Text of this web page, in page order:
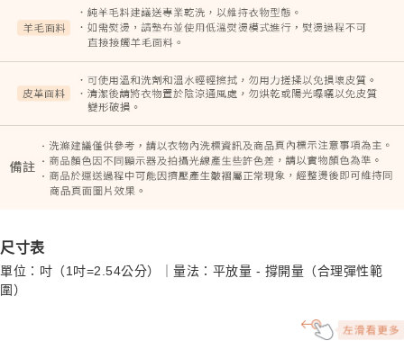
尺寸表
單位：吋（1吋=2.54公分）｜量法：平放量 - 撐開量（合理彈性範
圍）